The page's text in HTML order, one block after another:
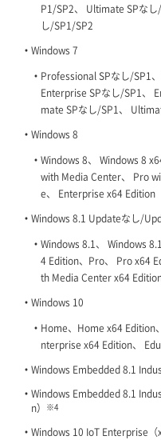
P1/SP2、 Ultimate SPな
し/SP1/SP2
Windows 7
Professional SPなし/SP1
Enterprise SPなし/SP1、
mate SPなし/SP1、
Windows 8
Windows 8、 Windows 8
with Media Center、 Pro
e、 Enterprise x64 Edition
Windows 8.1 Updateなし/
Windows 8.1、 Windows
4 Edition、Pro、 Pro x64
th Media Center x64
Windows 10
Home、Home x64 Edition
nterprise x64 Edition、
Windows Embedded 8.1
Windows Embedded 8.1
n） ※4
Windows 10 IoT Enterprise（